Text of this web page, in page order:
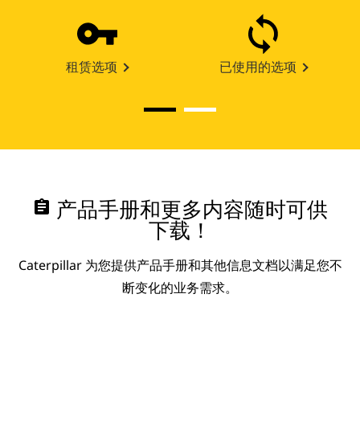
租赁选项 已使用的选项
assignment 产品手册和更多内容随时可供
下载！
Caterpillar 为您提供产品手册和其他信息文档以满足您不
断变化的业务需求。